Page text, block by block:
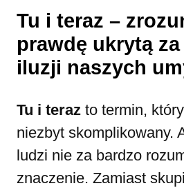
Tu i teraz –
prawdę ukrytą za
iluzji naszych
Tu i teraz to termin,
niezbyt skomplikowany.
ludzi nie za bardzo
znaczenie. Zamiast